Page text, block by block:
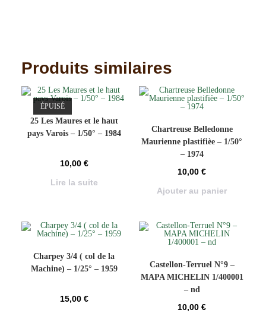
Produits similaires
ÉPUISÉ
25 Les Maures et le haut
pays Varois – 1/50° – 1984
10,00 €
Lire la suite
Chartreuse Belledonne
Maurienne plastifièe – 1/50°
– 1974
10,00€
Ajouter au panier
Charpey 3/4 ( col de la
Machine) – 1/25° – 1959
15,00 €
Castellon-Terruel N°9 –
MAPA MICHELIN 1/400001
– nd
10,00€